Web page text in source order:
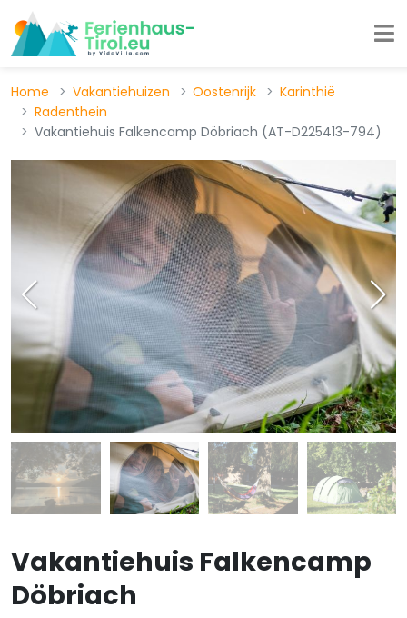
Home Vakantiehuizen Oostenrijk
Karinthië
Radenthein
Vakantiehuis Falkencamp Döbriach (AT-D225413-794)
Vakantiehuis Falkencamp
Döbriach